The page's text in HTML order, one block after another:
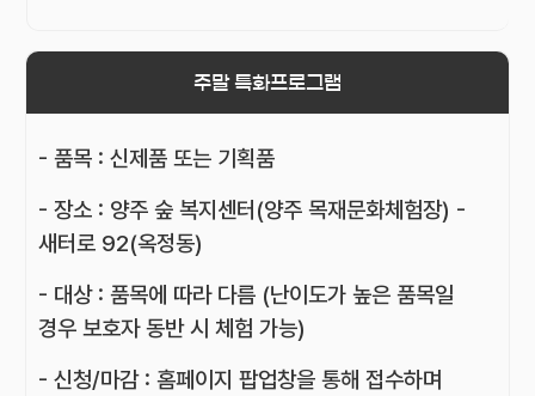
주말 특화프로그램
- 품목 : 신제품 또는 기획품
- 장소 : 양주 숲 복지센터(양주 목재문화체험장) -
새터로 92(옥정동)
- 대상 : 품목에 따라 다름 (난이도가 높은 품목일
경우 보호자 동반 시 체험 가능)
- 신청/마감 : 홈페이지 팝업창을 통해 접수하며